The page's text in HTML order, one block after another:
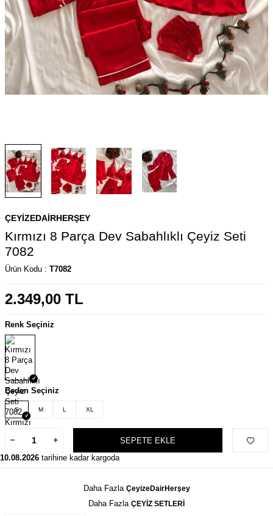
ÇEYIZEDAIRHERŞEY
Kırmızı 8 Parça Dev Sabahlıklı Çeyiz Seti
7082
Ürün Kodu : T7082
2.349,00 TL
Renk Seçiniz
Beden Seçiniz
S M L XL
SEPETE EKLE
10.08.2026 tarihine kadar kargoda
Daha Fazla ÇeyizeDairHerşey
Daha Fazla ÇEYİZ SETLERİ